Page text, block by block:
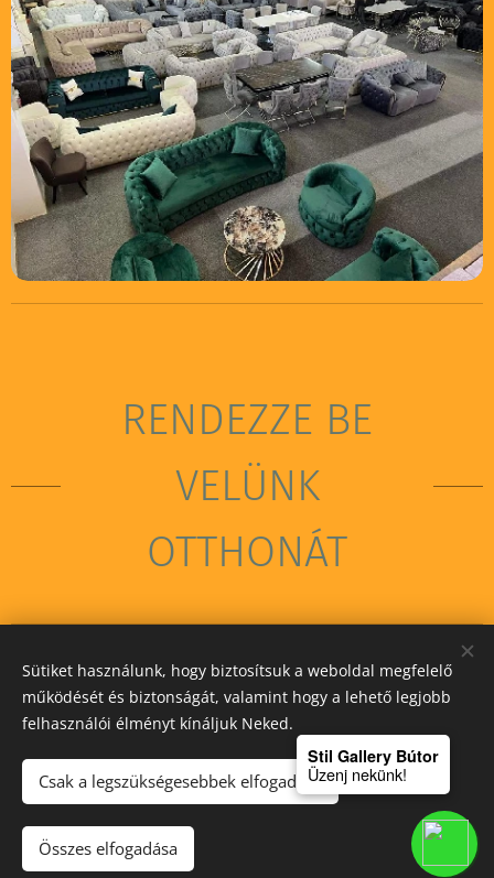
RENDEZZE BE
VELÜNK
OTTHONÁT
STIL GALLERY KFT
Sütiket használunk, hogy biztosítsuk a weboldal megfelelő
működését és biztonságát, valamint hogy a lehető legjobb
felhasználói élményt kínáljuk Neked.
Csak a legszükségesebbek elfogadása
Összes elfogadása
Stil Gallery Bútor
Üzenj nekünk!